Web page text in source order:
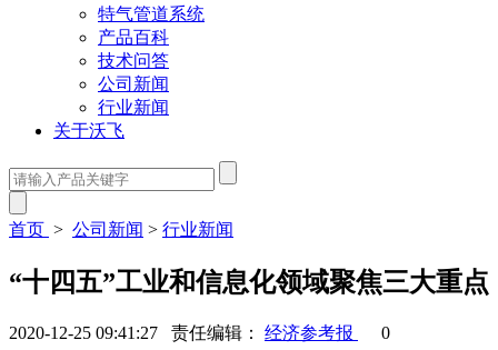
特气管道系统
产品百科
技术问答
公司新闻
行业新闻
关于沃飞
首页 > 公司新闻 > 行业新闻
“十四五”工业和信息化领域聚焦三大重点
2020-12-25 09:41:27 责任编辑： 经济参考报 0